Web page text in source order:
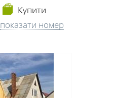
Купити
показати номер